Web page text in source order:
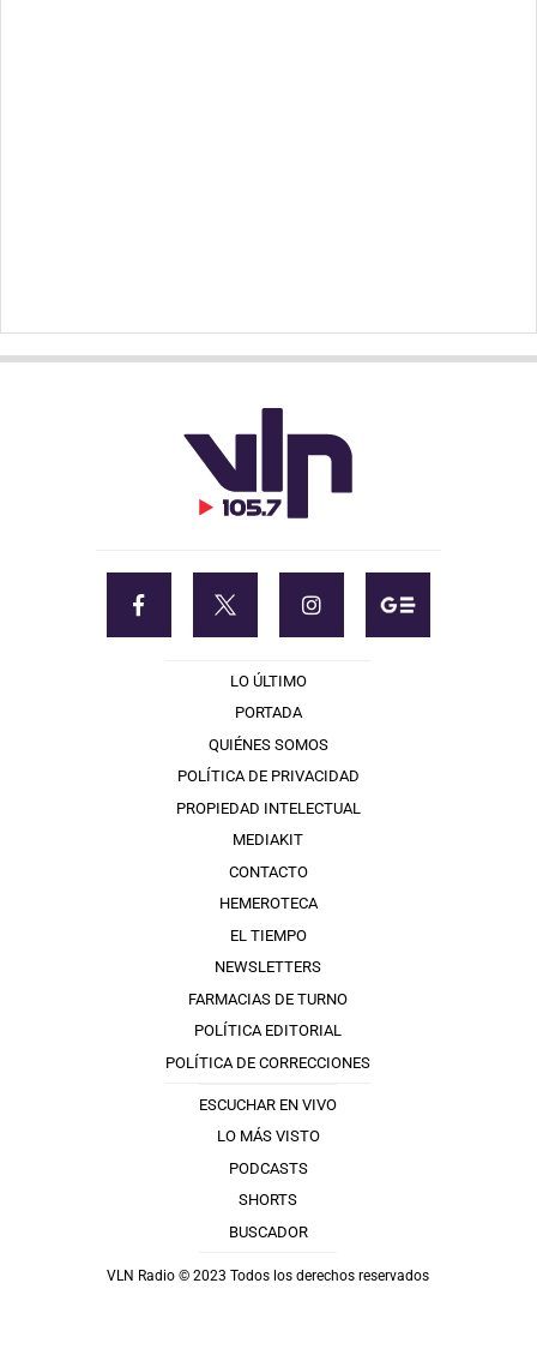
LO ÚLTIMO
PORTADA
QUIÉNES SOMOS
POLÍTICA DE PRIVACIDAD
PROPIEDAD INTELECTUAL
MEDIAKIT
CONTACTO
HEMEROTECA
EL TIEMPO
NEWSLETTERS
FARMACIAS DE TURNO
POLÍTICA EDITORIAL
POLÍTICA DE CORRECCIONES
ESCUCHAR EN VIVO
LO MÁS VISTO
PODCASTS
SHORTS
BUSCADOR
VLN Radio © 2023 Todos los derechos reservados